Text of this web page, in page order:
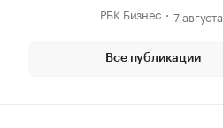
РБК Бизнес
7 августа
Все публикации